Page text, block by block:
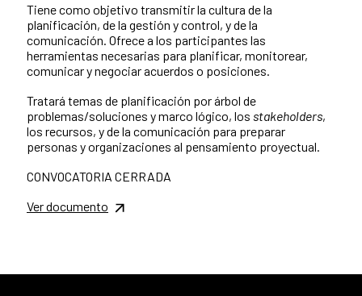
Tiene como objetivo transmitir la cultura de la
planificación, de la gestión y control, y de la
comunicación. Ofrece a los participantes las
herramientas necesarias para planificar, monitorear,
comunicar y negociar acuerdos o posiciones.
Tratará temas de planificación por árbol de
problemas/soluciones y marco lógico, los stakeholders,
los recursos, y de la comunicación para preparar
personas y organizaciones al pensamiento proyectual.
CONVOCATORIA CERRADA
Ver documento